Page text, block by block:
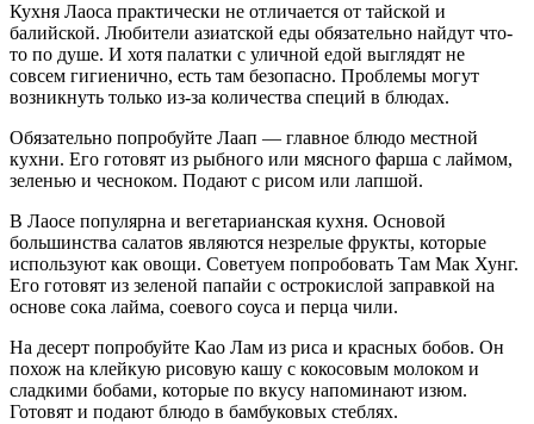
Кухня Лаоса практически не отличается от тайской и
балийской. Любители азиатской еды обязательно найдут что-
то по душе. И хотя палатки с уличной едой выглядят не
совсем гигиенично, есть там безопасно. Проблемы могут
возникнуть только из-за количества специй в блюдах.
Обязательно попробуйте Лаап — главное блюдо местной
кухни. Его готовят из рыбного или мясного фарша с лаймом,
зеленью и чесноком. Подают с рисом или лапшой.
В Лаосе популярна и вегетарианская кухня. Основой
большинства салатов являются незрелые фрукты, которые
используют как овощи. Советуем попробовать Там Мак Хунг.
Его готовят из зеленой папайи с острокислой заправкой на
основе сока лайма, соевого соуса и перца чили.
На десерт попробуйте Као Лам из риса и красных бобов. Он
похож на клейкую рисовую кашу с кокосовым молоком и
сладкими бобами, которые по вкусу напоминают изюм.
Готовят и подают блюдо в бамбуковых стеблях.